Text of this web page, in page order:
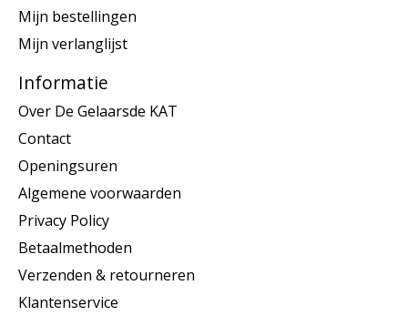
Mijn bestellingen
Mijn verlanglijst
Informatie
Over De Gelaarsde KAT
Contact
Openingsuren
Algemene voorwaarden
Privacy Policy
Betaalmethoden
Verzenden & retourneren
Klantenservice